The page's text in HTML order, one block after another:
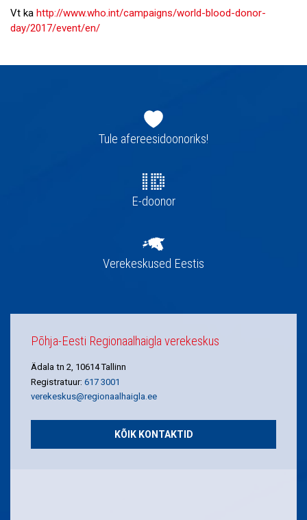
Vt ka http://www.who.int/campaigns/world-blood-donor-
day/2017/event/en/
navigatsioonTule afereesidoonoriks!
E-doonor
Verekeskused Eestis
Põhja-Eesti Regionaalhaigla verekeskus
Ädala tn 2, 10614 Tallinn
Registratuur: 617 3001
verekeskus@regionaalhaigla.ee
KÕIK KONTAKTID